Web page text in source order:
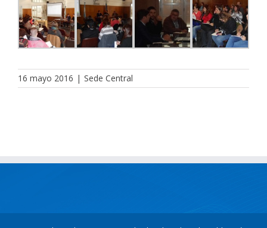
16 mayo 2016 | Sede Central